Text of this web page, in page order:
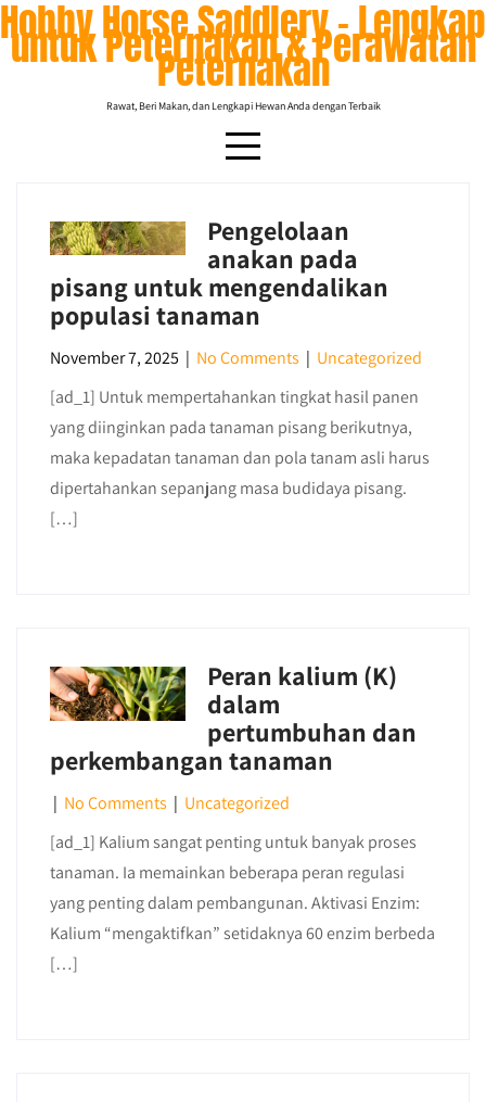
Skip
to
content
Hobby Horse Saddlery – Lengkap
untuk Peternakan & Perawatan
Peternakan
Rawat, Beri Makan, dan Lengkapi Hewan Anda dengan Terbaik
Tag:informasi
Pengelolaan
anakan pada
pisang untuk mengendalikan
populasi tanaman
November 7, 2025 | No Comments | Uncategorized
[ad_1] Untuk mempertahankan tingkat hasil panen
yang diinginkan pada tanaman pisang berikutnya,
maka kepadatan tanaman dan pola tanam asli harus
dipertahankan sepanjang masa budidaya pisang.
[…]
Peran kalium (K)
dalam
pertumbuhan dan
perkembangan tanaman
| No Comments | Uncategorized
[ad_1] Kalium sangat penting untuk banyak proses
tanaman. Ia memainkan beberapa peran regulasi
yang penting dalam pembangunan. Aktivasi Enzim:
Kalium “mengaktifkan” setidaknya 60 enzim berbeda
[…]